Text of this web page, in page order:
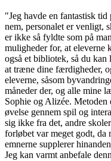
"Jeg havde en fantastisk
nem, personalet er venligt,
er ikke så fyldte som på
muligheder for, at eleverne
også et bibliotek, så du kan
at træne dine færdigheder,
eleverne, såsom
måneder der, og alle mine
Sophie og Alizée. Metoden
øvelse gennem spil og
sig ikke fra det, andre
forløbet var meget godt, da
emnerne supplerer
Jeg kan varmt anbefale